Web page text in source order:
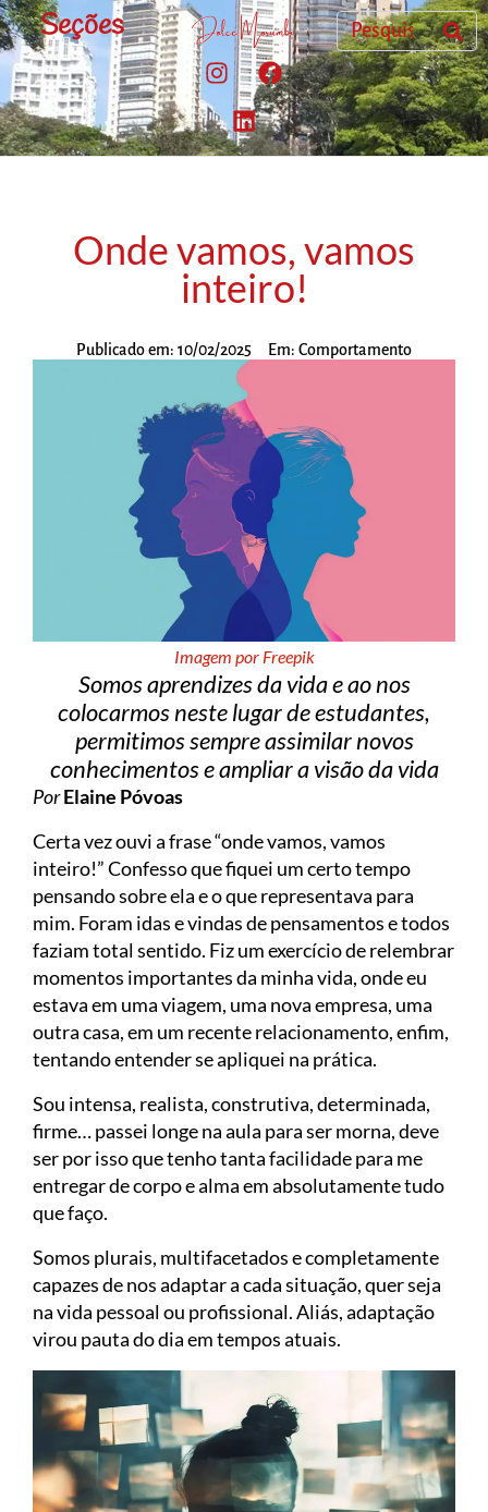
Seções
Onde vamos, vamos
inteiro!
Publicado em: 10/02/2025 Em: Comportamento
Imagem por Freepik
Somos aprendizes da vida e ao nos
colocarmos neste lugar de estudantes,
permitimos sempre assimilar novos
conhecimentos e ampliar a visão da vida
PorElaine Póvoas
Certa vez ouvi a frase “onde vamos, vamos
inteiro!” Confesso que fiquei um certo tempo
pensando sobre ela e o que representava para
mim. Foram idas e vindas de pensamentos e todos
faziam total sentido. Fiz um exercício de relembrar
momentos importantes da minha vida, onde eu
estava em uma viagem, uma nova empresa, uma
outra casa, em um recente relacionamento, enfim,
tentando entender se apliquei na prática.
Sou intensa, realista, construtiva, determinada,
firme… passei longe na aula para ser morna, deve
ser por isso que tenho tanta facilidade para me
entregar de corpo e alma em absolutamente tudo
que faço.
Somos plurais, multifacetados e completamente
capazes de nos adaptar a cada situação, quer seja
na vida pessoal ou profissional. Aliás, adaptação
virou pauta do dia em tempos atuais.